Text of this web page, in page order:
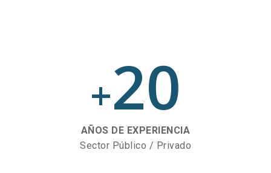
+20
AÑOS DE EXPERIENCIA
Sector Público / Privado